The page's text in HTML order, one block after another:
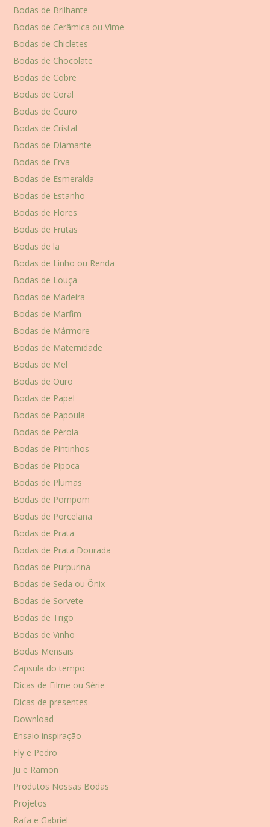
Bodas de Brilhante
Bodas de Cerâmica ou Vime
Bodas de Chicletes
Bodas de Chocolate
Bodas de Cobre
Bodas de Coral
Bodas de Couro
Bodas de Cristal
Bodas de Diamante
Bodas de Erva
Bodas de Esmeralda
Bodas de Estanho
Bodas de Flores
Bodas de Frutas
Bodas de lã
Bodas de Linho ou Renda
Bodas de Louça
Bodas de Madeira
Bodas de Marfim
Bodas de Mármore
Bodas de Maternidade
Bodas de Mel
Bodas de Ouro
Bodas de Papel
Bodas de Papoula
Bodas de Pérola
Bodas de Pintinhos
Bodas de Pipoca
Bodas de Plumas
Bodas de Pompom
Bodas de Porcelana
Bodas de Prata
Bodas de Prata Dourada
Bodas de Purpurina
Bodas de Seda ou Ônix
Bodas de Sorvete
Bodas de Trigo
Bodas de Vinho
Bodas Mensais
Capsula do tempo
Dicas de Filme ou Série
Dicas de presentes
Download
Ensaio inspiração
Fly e Pedro
Ju e Ramon
Produtos Nossas Bodas
Projetos
Rafa e Gabriel